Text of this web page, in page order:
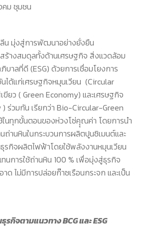
ม ชุมชน
สู่การพัฒนาอย่างยั่งยืน
สร้างสมดุลทั้งด้านเศรษฐกิจ สิ่งแวดล้อม
บาลที่ดี (ESG) ด้วยการเชื่อมโยงการ
ได้แก่เศรษฐกิจหมุนเวียน (Circular
ยว ( Green Economy) และเศรษฐกิจ
ร่วมกัน เรียกว่า Bio-Circular-Green
ในทุกขั้นตอนของห่วงโซ่คุุณค่า โดยการนำ
ถ่านหินในกระบวนการผลิตปูนซิเมนต์และ
รกิจผลิตไฟฟ้าโดยใช้พลังงานหมุนเวียน
นการใช้ถ่านหิน 100 % เพื่อมุ่งสู่ธุรกิจ
ด ไม่มีการปล่อยก๊าซเรือนกระจก และเป็น
รกิจตามแนวทางBCG และ ESG